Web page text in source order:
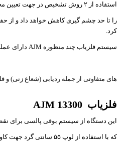
استفاده از ۲ روش تشخیص در جهت تعیین محل دفینه ضریب خطا،
را تا حد چشم گیری کاهش خواهد داد و از
کرد.
سیستم فلزیاب چند منظوره AJM دارای عملکرد،
های متفاوتی از جمله ردیابی (شعاع زنی) و
فلزیاب AJM 13300
این دستگاه از سیستم بوقی پالسی برای